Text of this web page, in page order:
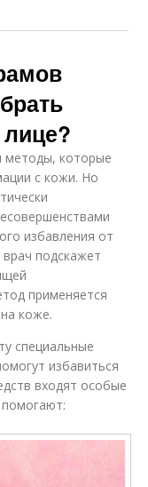
методы, которые
с кожи. Но
избавления от
подскажет
применяется
коже.
специальные
избавиться
входят особые